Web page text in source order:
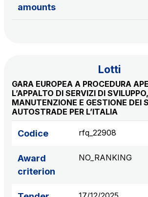
Società Autostrada Tirrenica p.A.
Network Km: 55
Concession expiring in 2037
amounts
Lotti
GARA EUROPEA A PROCEDURA
L’APPALTO DI SERVIZI DI SVILUPPO,
MANUTENZIONE E GESTIONE DEI
AUTOSTRADE PER L’ITALIA
Codice rfq_22908
Award
criterion
NO_RANKING